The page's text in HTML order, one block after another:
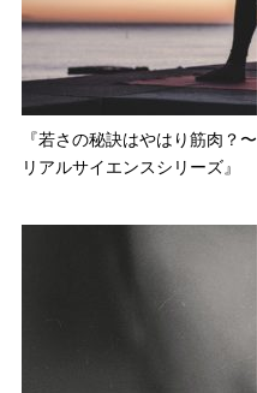
『若さの秘訣はやはり筋肉？〜
リアルサイエンスシリーズ』